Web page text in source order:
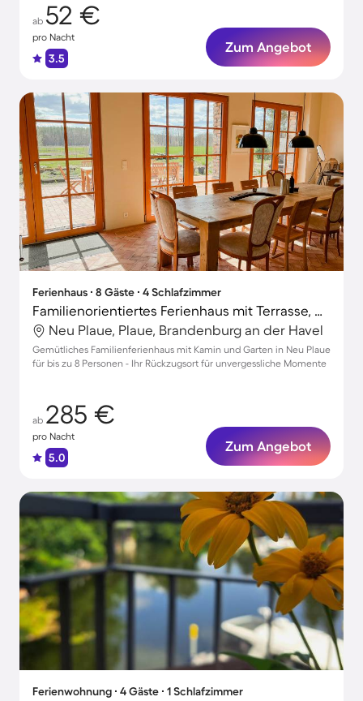
ab 52 €
pro Nacht
3.5
Zum Angebot
Ferienhaus ∙ 8 Gäste ∙ 4 Schlafzimmer
Familienorientiertes Ferienhaus mit Terrasse, Garten und Grill | Perfekt für die Arbeit von Zuhause | Haustiere sind willkommen
Neu Plaue, Plaue, Brandenburg an der Havel
Gemütliches Familienferienhaus mit Kamin und Garten in Neu Plaue
für bis zu 8 Personen - Ihr Rückzugsort für unvergessliche Momente
ab 285 €
pro Nacht
5.0
Zum Angebot
Ferienwohnung ∙ 4 Gäste ∙ 1 Schlafzimmer